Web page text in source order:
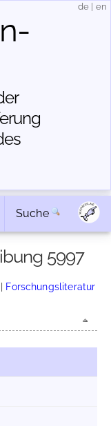
de en
Suche
5997
Forschungsliteratur